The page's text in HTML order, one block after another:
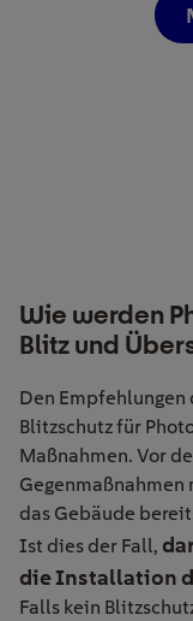
Wie werden
Blitz und
Den Empfehlungen
Blitzschutz für
Maßnahmen. Vor
Gegenmaßnahmen
das Gebäude
Ist dies der Fall,
die Installation
Falls kein